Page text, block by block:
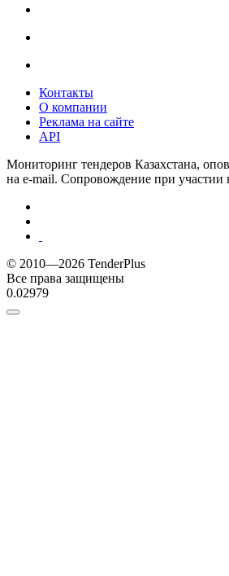
Контакты
О компании
Реклама на сайте
API
Мониторинг тендеров Казахстана,
на e-mail. Сопровождение при участии
© 2010—2026 TenderPlus
Все права защищены
0.02979